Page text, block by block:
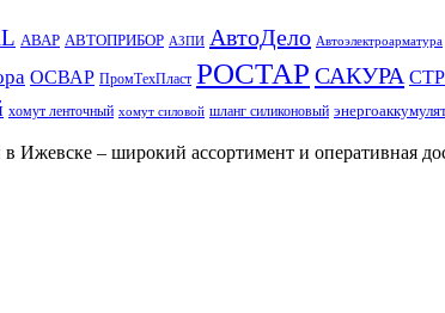
АВАР АВТОПРИБОР АЗПИ АвтоДело Автоэлектроарматура
ОСВАР ПромТехПласт РОСТАР САКУРА
хомут ленточный хомут силовой шланг силиконовый
Ижевске – широкий ассортимент и оперативная